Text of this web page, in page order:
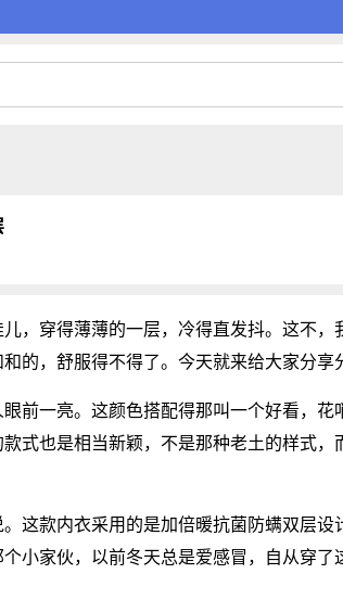
，穿得薄薄的一层，冷得直发抖。这不
的，舒服得不得了。今天就来给大家分享
前一亮。这颜色搭配得那叫一个好看，花
式也是相当新颖，不是那种老土的样式
这款内衣采用的是加倍暖抗菌防螨双层
小家伙，以前冬天总是爱感冒，自从穿